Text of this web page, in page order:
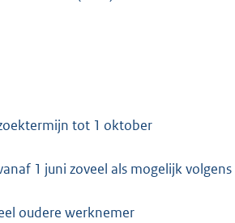
tot 1 oktober
1 juni zoveel als mogelijk volgens
oudere werknemer